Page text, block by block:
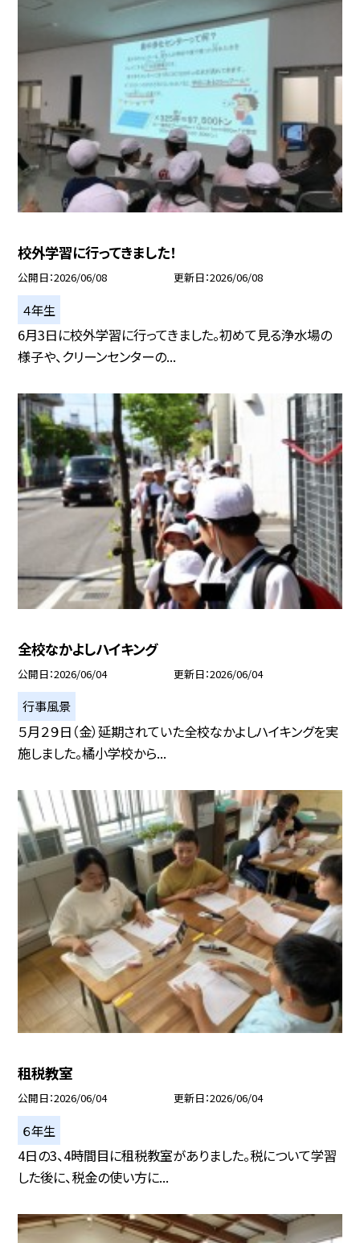
校外学習に行ってきました！
公開日 2026/06/08 更新日 2026/06/08
４年生
6月3日に校外学習に行ってきました。初めて見る浄水場の
様子や、クリーンセンターの...
全校なかよしハイキング
公開日 2026/06/04 更新日 2026/06/04
行事風景
５月２９日（金）延期されていた全校なかよしハイキングを実
施しました。橘小学校から...
租税教室
公開日 2026/06/04 更新日 2026/06/04
６年生
4日の3、4時間目に租税教室がありました。税について学習
した後に、税金の使い方に...